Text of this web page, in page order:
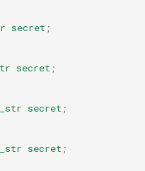
secret ;
secret ;
secret ;
secret ;